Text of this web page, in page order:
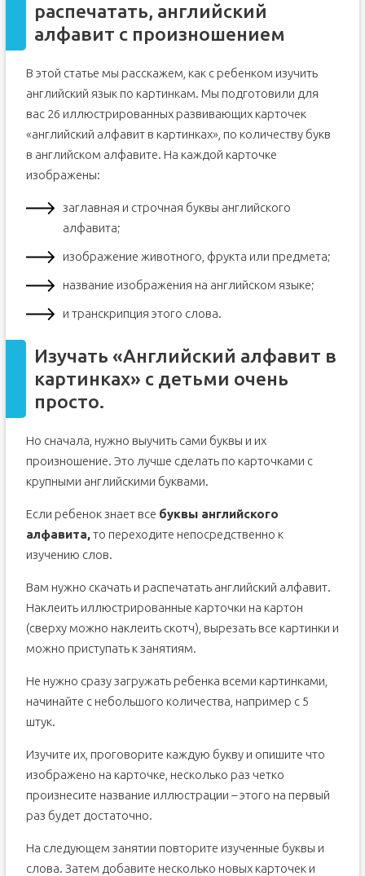
распечатать, английский
алфавит с произношением
В этой статье мы расскажем, как с ребенком изучить
английский язык по картинкам. Мы подготовили для
вас 26 иллюстрированных развивающих карточек
«английский алфавит в картинках», по количеству букв
в английском алфавите. На каждой карточке
изображены:
заглавная и строчная буквы английского
алфавита;
изображение животного, фрукта или предмета;
название изображения на английском языке;
и транскрипция этого слова.
Изучать «Английский алфавит в
картинках» с детьми очень
просто.
Но сначала, нужно выучить сами буквы и их
произношение. Это лучше сделать по карточками с
крупными английскими буквами.
Если ребенок знает все буквы английского
алфавита,то переходите непосредственно к
изучению слов.
Вам нужно скачать и распечатать английский алфавит.
Наклеить иллюстрированные карточки на картон
(сверху можно наклеить скотч), вырезать все картинки и
можно приступать к занятиям.
Не нужно сразу загружать ребенка всеми картинками,
начинайте с небольшого количества, например с 5
штук.
Изучите их, проговорите каждую букву и опишите что
изображено на карточке, несколько раз четко
произнесите название иллюстрации – этого на первый
раз будет достаточно.
На следующем занятии повторите изученные буквы и
слова. Затем добавите несколько новых карточек и